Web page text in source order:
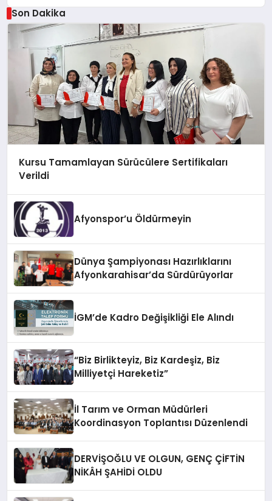
Son Dakika
Kursu Tamamlayan Sürücülere Sertifikaları
Verildi
Afyonspor’u Öldürmeyin
Dünya Şampiyonası Hazırlıklarını
Afyonkarahisar’da Sürdürüyorlar
İGM’de Kadro Değişikliği Ele Alındı
“Biz Birlikteyiz, Biz Kardeşiz, Biz
Milliyetçi Hareketiz”
İl Tarım ve Orman Müdürleri
Koordinasyon Toplantısı Düzenlendi
DERVİŞOĞLU VE OLGUN, GENÇ ÇİFTİN
NİKÂH ŞAHİDİ OLDU